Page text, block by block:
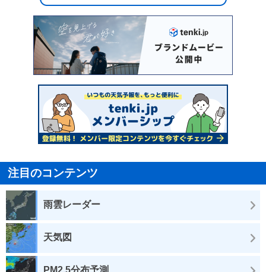
注目のコンテンツ
雨雲レーダー
天気図
PM2.5分布予測